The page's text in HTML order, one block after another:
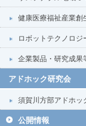
健康医療福祉産業創
ロボットテクノロジ
企業製品・研究成果
アドホック研究会
須賀川方部アドホッ
公開情報